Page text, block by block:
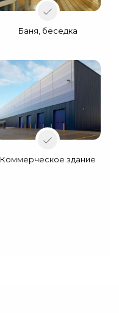
Баня, беседка
Коммерческое здание